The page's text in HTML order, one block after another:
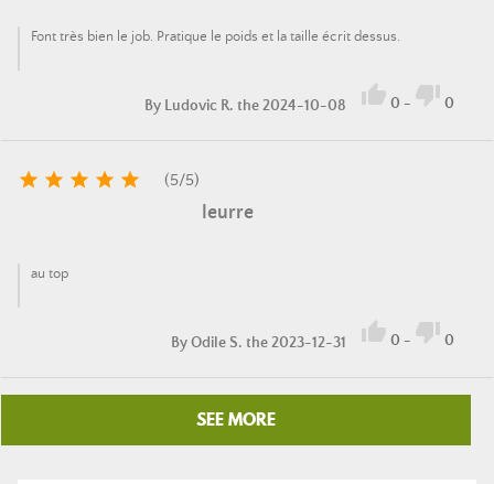
Font très bien le job. Pratique le poids et la taille écrit dessus.
By Ludovic R. the 2024-10-08  0 -  0
     (5/5)
leurre
au top
ByOdile S. the 2023-12-31  0 -  0
SEE MORE